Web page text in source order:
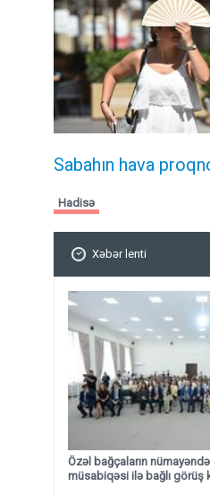
Sabahın hava
Hadisə
Xəbər lenti
Özəl bağçaların
müsabiqəsi ilə bağlı görüş